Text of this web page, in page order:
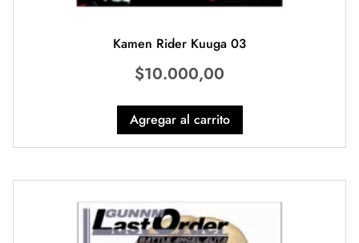
Kamen Rider Kuuga 03
$10.000,00
Agregar al carrito